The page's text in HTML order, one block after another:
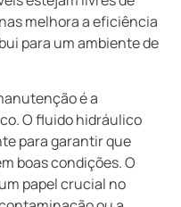
melhora a eficiência
para um ambiente de
é a
O fluido hidráulico
para garantir que
boas condições. O
papel crucial no